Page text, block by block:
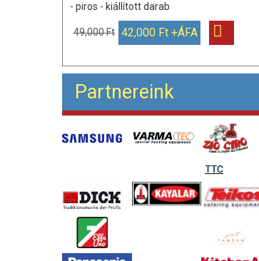
- piros - kiállított darab
49,000 Ft 42,000 Ft +ÁFA
Partnereink